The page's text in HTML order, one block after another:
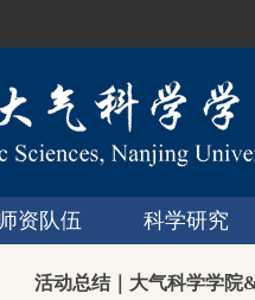
资队伍 科学研究
活动总结｜大气科学学院